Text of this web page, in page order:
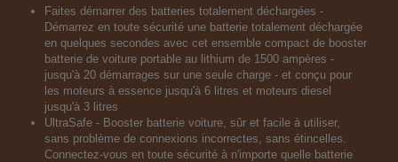
Faites démarrer des batteries totalement déchargées -
Démarrez en toute sécurité une batterie totalement déchargée
en quelques secondes avec cet ensemble compact de booster
batterie de voiture portable au lithium de 1500 ampères -
jusqu'à 20 démarrages sur une seule charge - et conçu pour
les moteurs à essence jusqu'à 6 litres et moteurs diesel
jusqu'à 3 litres
UltraSafe - Booster batterie voiture, sûr et facile à utiliser,
sans problème de connexions incorrectes, sans étincelles.
Connectez-vous en toute sécurité à n'importe quelle batterie